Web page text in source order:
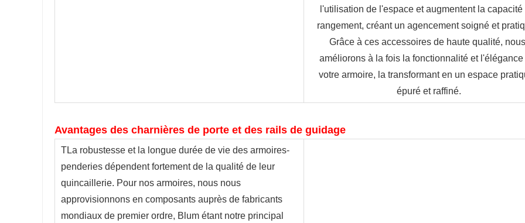
l'utilisation de l'espace et augmentent la capacité
rangement, créant un agencement soigné et
Grâce à ces accessoires de haute qualité, nous
améliorons à la fois la fonctionnalité et l'élégance
votre armoire, la transformant en un espace
épuré et raffiné.
Avantages des charnières de porte et des rails de guidage
TLa robustesse et la longue durée de vie des armoires-
penderies dépendent fortement de la qualité de leur
quincaillerie. Pour nos armoires, nous nous
approvisionnons en composants auprès de fabricants
mondiaux de premier ordre, Blum étant notre principal